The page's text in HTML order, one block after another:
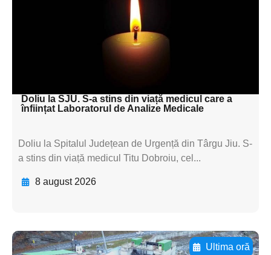
subtitluAdaugă aici
textul pentru
subtitluAdaugă aici
Doliu la SJU. S-a stins din viață medicul care a
înființat Laboratorul de Analize Medicale
Doliu la Spitalul Județean de Urgență din Târgu Jiu. S-
a stins din viață medicul Titu Dobroiu, cel...
8 august 2026
Ultima oră